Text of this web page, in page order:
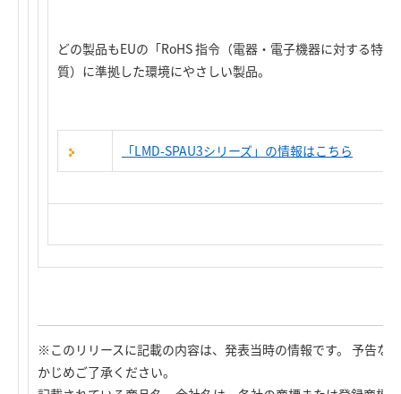
どの製品もEUの「RoHS 指令（電器・電子機器に対する特
質）に準拠した環境にやさしい製品。
「LMD-SPAU3シリーズ」の情報はこちら
※このリリースに記載の内容は、発表当時の情報です。 予告な
かじめご了承ください。